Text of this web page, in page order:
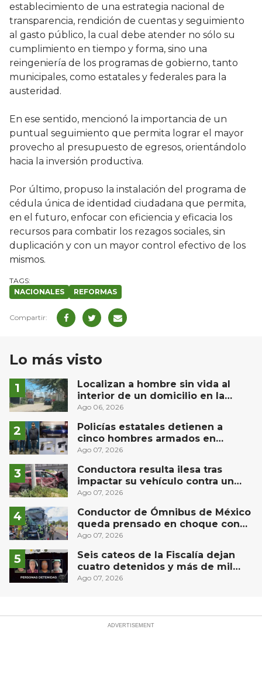
establecimiento de una estrategia nacional de
transparencia, rendición de cuentas y seguimiento
al gasto público, la cual debe atender no sólo su
cumplimiento en tiempo y forma, sino una
reingeniería de los programas de gobierno, tanto
municipales, como estatales y federales para la
austeridad.
En ese sentido, mencionó la importancia de un
puntual seguimiento que permita lograr el mayor
provecho al presupuesto de egresos, orientándolo
hacia la inversión productiva.
Por último, propuso la instalación del programa de
cédula única de identidad ciudadana que permita,
en el futuro, enfocar con eficiencia y eficacia los
recursos para combatir los rezagos sociales, sin
duplicación y con un mayor control efectivo de los
mismos.
NACIONALES REFORMAS
Lo más visto
Localizan a hombre sin vida al
interior de un domicilio en la
comunidad El Rodeo, San Juan del
Ago 06, 2026
Policías estatales detienen a
cinco hombres armados en
Puebla capital
Ago 07, 2026
Conductora resulta ilesa tras
impactar su vehículo contra un
muro en Huimilpan
Ago 07, 2026
Conductor de Ómnibus de México
queda prensado en choque con
materialista en San Juan del Río
Ago 07, 2026
Seis cateos de la Fiscalía dejan
cuatro detenidos y más de mil
dosis aseguradas en Querétaro
Ago 07, 2026